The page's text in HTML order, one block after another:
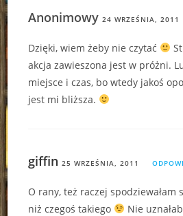
Anonimowy24 WRZEŚNIA, 2011
Dzięki, wiem żeby nie czytać
akcja zawieszona jest w próżni.
miejsce i czas, bo wtedy jakoś
jest mi bliższa.
giffin 25 WRZEŚNIA, 2011
O rany, też raczej spodziewałam
niż czegoś takiego
Nie